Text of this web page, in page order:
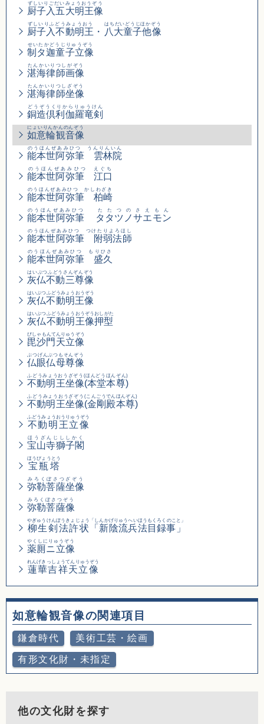
厨子入五大明王像
ずしいりごだいみょうおうぞう
厨子入不動明王
ずしいりふどうみょうおう
・ 八大童子他像
はちだいどうじほかぞう
制タ迦童子立像
せいたかどうじりゅうぞう
湛海律師画像
たんかいりつしがぞう
湛海律師坐像
たんかいりつしざぞう
銅造倶利伽羅竜剣
どうぞうくりからりゅうけん
如意輪観音像
にょいりんかんのんぞう
能本世阿弥筆 雲林院
のうほんぜあみひつ うんりんいん
能本世阿弥筆 江口
のうほんぜあみひつ えぐち
能本世阿弥筆 柏崎
のうほんぜあみひつ かしわざき
能本世阿弥筆
のうほんぜあみひつ
タタツノサエモン
たたつのさえもん
能本世阿弥筆 附弱法師
のうほんぜあみひつ つけたりよろほし
能本世阿弥筆 盛久
のうほんぜあみひつ もりひさ
灰仏不動三尊像
はいぶつふどうさんぞんぞう
灰仏不動明王像
はいぶつふどうみょうおうぞう
灰仏不動明王像押型
はいぶつふどうみょうおうぞうおしがた
毘沙門天立像
びしゃもんてんりゅうぞう
仏眼仏母尊像
ぶつげんぶつもそんぞう
不動明王坐像(本堂本尊)
ふどうみょうおうざぞう(ほんどうほんぞん)
不動明王坐像
ふどうみょうおうざぞう
(金剛殿本尊)
(こんごうでんほんぞん)
不動明王立像
ふどうみょうおうりゅうぞう
宝山寺獅子閣
ほうざんじししかく
宝瓶塔
ほうびょうとう
弥勒菩薩坐像
みろくぼさつざぞう
弥勒菩薩像
みろくぼさつぞう
柳生剣法許状
やぎゅうけんぽうきょじょう
「新陰流兵法目録事」
「しんかげりゅうへいほうもくろくのこと」
薬厠ニ立像
やくしにりゅうぞう
蓮華吉祥天立像
れんげきっしょうてんりゅうぞう
如意輪観音像の関連項目
鎌倉時代 美術工芸・絵画
有形文化財・未指定
他の文化財を探す